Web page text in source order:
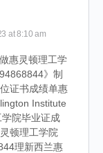
at 8:10 am
惠灵顿理工学
》制
证书成绩单惠
Institute
院毕业证成
顿理工学院
理新西兰惠